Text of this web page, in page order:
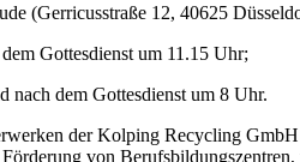
(Gerricusstraße 12, 40625
Gottesdienst um 11.15 Uhr;
nach dem Gottesdienst um 8 Uhr.
der Kolping Recycling
von